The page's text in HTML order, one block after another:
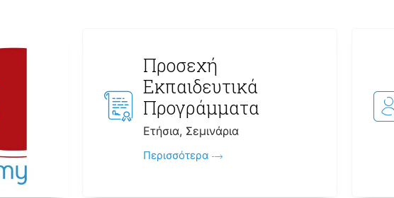
Προσεχή
Εκπαιδευτικά
Προγράμματα
Ετήσια, Σεμινάρια
Περισσότερα